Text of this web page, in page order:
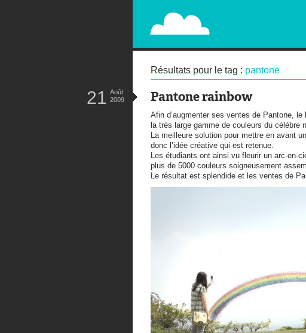
PAPERPLANE
STREET, AMBIENT, GUÉRILLA MARKETING
Résultats pour le tag : pantone
Pantone rainbow
21 Août
2009
Afin d’augmenter ses ventes de Pantone, le
la très large gamme de couleurs du célèbre
La meilleure solution pour mettre en avant
donc l’idée créative qui est retenue.
Les étudiants ont ainsi vu fleurir un arc-en-
plus de 5000 couleurs soigneusement
Le résultat est splendide et les ventes de